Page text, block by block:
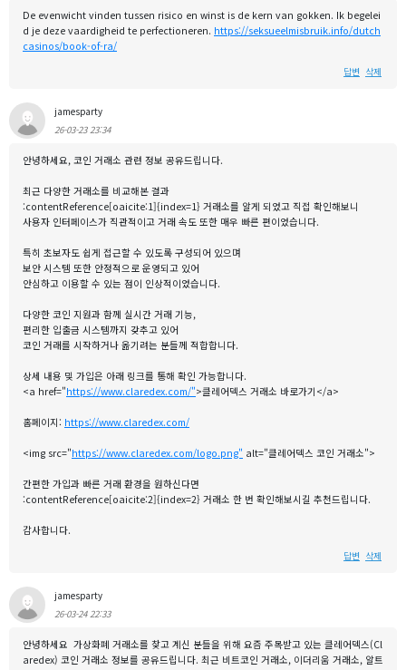
De evenwicht vinden tussen risico en winst is de kern van gokken. Ik begelei
d je deze vaardigheid te perfectioneren. https://seksueelmisbruik.info/dutch
casinos/book-of-ra/
답변 삭제
jamesparty
26-03-23 23:34
안녕하세요, 코인 거래소 관련 정보 공유드립니다.
최근 다양한 거래소를 비교해본 결과
:contentReference[oaicite:1]{index=1} 거래소를 알게 되었고 직접 확인해보니
사용자 인터페이스가 직관적이고 거래 속도 또한 매우 빠른 편이었습니다.
특히 초보자도 쉽게 접근할 수 있도록 구성되어 있으며
보안 시스템 또한 안정적으로 운영되고 있어
안심하고 이용할 수 있는 점이 인상적이었습니다.
다양한 코인 지원과 함께 실시간 거래 기능,
편리한 입출금 시스템까지 갖추고 있어
코인 거래를 시작하거나 옮기려는 분들께 적합합니다.
상세 내용 및 가입은 아래 링크를 통해 확인 가능합니다.
<a href="https://www.claredex.com/">클레어덱스 거래소 바로가기</a>
홈페이지: https://www.claredex.com/
<img src="https://www.claredex.com/logo.png" alt="클레어덱스 코인 거래소">
간편한 가입과 빠른 거래 환경을 원하신다면
:contentReference[oaicite:2]{index=2} 거래소 한 번 확인해보시길 추천드립니다.
감사합니다.
답변 삭제
jamesparty
26-03-24 22:33
안녕하세요 가상화폐 거래소를 찾고 계신 분들을 위해 요즘 주목받고 있는 클레어덱스(Cl
aredex) 코인 거래소 정보를 공유드립니다. 최근 비트코인 거래소, 이더리움 거래소, 알트